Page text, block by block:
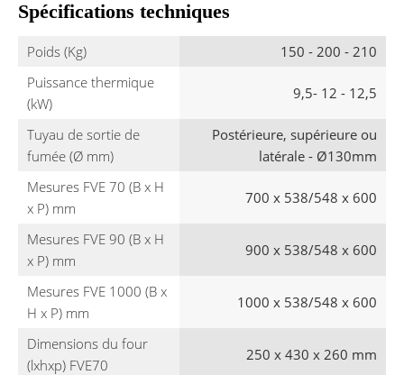
Spécifications techniques
Poids (Kg)
150 - 200 - 210
Puissance thermique
(kW)
9,5- 12 - 12,5
Tuyau de sortie de
fumée (Ø mm)
Postérieure, supérieure ou
latérale - Ø130mm
Mesures FVE 70 (B x H
x P) mm
700 x 538/548 x 600
Mesures FVE 90 (B x H
x P) mm
900 x 538/548 x 600
Mesures FVE 1000 (B x
H x P) mm
1000 x 538/548 x 600
Dimensions du four
(lxhxp) FVE70
250 x 430 x 260 mm